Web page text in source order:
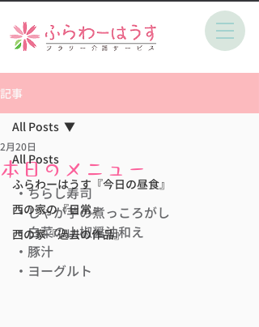
記事
All Posts
ふらわーはうす『今日の昼食』
西の家の『日常』
西の家『過去の作品』
All Posts
本日のメニュー
2月20日
・ちらし寿司
・じゃが芋の煮っころがし
・白菜の山椒醤油和え
・豚汁
・ヨーグルト